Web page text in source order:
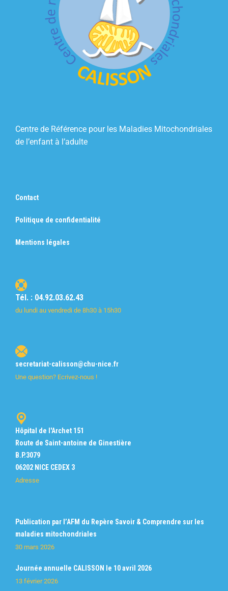
Centre de Référence pour les Maladies Mitochondriales
de l’enfant à l’adulte
Contact
Politique de confidentialité
Mentions légales
Tél. : 04.92.03.62.43
du lundi au vendredi de 8h30 à 15h30
secretariat-calisson@chu-nice.fr
Une question? Ecrivez-nous !
Hôpital de l'Archet 151
Route de Saint-antoine de Ginestière
B.P.3079
06202 NICE CEDEX 3
Adresse
Publication par l’AFM du Repère Savoir & Comprendre sur les
maladies mitochondriales
30 mars 2026
Journée annuelle CALISSON le 10 avril 2026
13 février 2026